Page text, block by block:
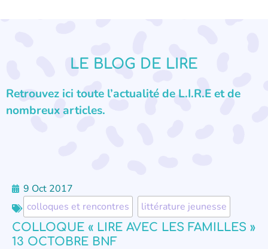
LE BLOG DE LIRE
Retrouvez ici toute l’actualité de L.I.R.E et de
nombreux articles.
9 Oct 2017
colloques et rencontres
littérature jeunesse
COLLOQUE « LIRE AVEC LES FAMILLES »
13 OCTOBRE BNF